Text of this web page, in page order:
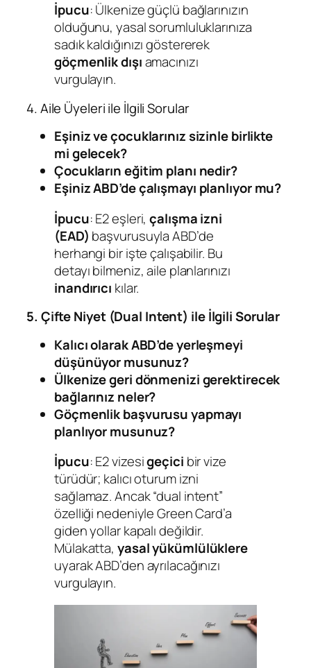
İpucu: Ülkenize güçlü bağlarınızın
olduğunu, yasal sorumluluklarınıza
sadık kaldığınızı göstererek
göçmenlik dışıamacınızı
vurgulayın.
4. Aile Üyeleri ile İlgili Sorular
Eşiniz ve çocuklarınız sizinle birlikte
mi gelecek?
Çocukların eğitim planı nedir?
Eşiniz ABD’de çalışmayı planlıyor mu?
İpucu: E2 eşleri,çalışma izni
(EAD) başvurusuyla ABD’de
herhangi bir işte çalışabilir. Bu
detayı bilmeniz, aile planlarınızı
inandırıcı kılar.
5. Çifte Niyet (Dual Intent) ile İlgili Sorular
Kalıcı olarak ABD’de yerleşmeyi
düşünüyor musunuz?
Ülkenize geri dönmenizi gerektirecek
bağlarınız neler?
Göçmenlik başvurusu yapmayı
planlıyor musunuz?
İpucu: E2 vizesigeçici bir vize
türüdür; kalıcı oturum izni
sağlamaz. Ancak “dual intent”
özelliği nedeniyle Green Card’a
giden yollar kapalı değildir.
Mülakatta, yasal yükümlülüklere
uyarak ABD’den ayrılacağınızı
vurgulayın.